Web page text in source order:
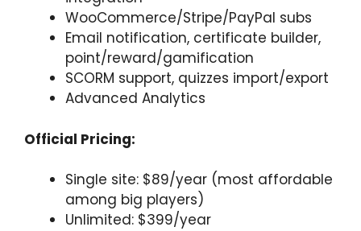
WooCommerce/Stripe/PayPal subs
Email notification, certificate builder,
point/reward/gamification
SCORM support, quizzes import/export
Advanced Analytics
Official Pricing:
Single site: $89/year (most affordable
among big players)
Unlimited: $399/year